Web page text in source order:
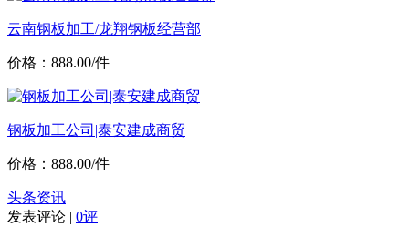
云南钢板加工/龙翔钢板经营部
价格：888.00/件
钢板加工公司|泰安建成商贸
价格：888.00/件
头条资讯
发表评论 | 0评